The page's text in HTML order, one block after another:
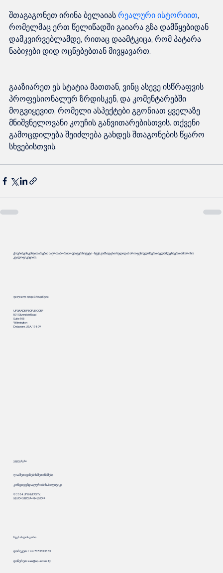
შთაგაგონეთ ირინა ბელაიას რეალური ისტორიით,
რომელმაც ერთ წელიწადში გაიარა გზა დამწყებიდან
დამკვირვებლამდე, რითაც დაამტკიცა, რომ პატარა
გააზიარეთ ეს სტატია მათთან, ვინც ასევე ისწრაფვის
პროფესიონალურ ზრდისკენ, და კომენტარებში
მოგვიყევით, რომელი ასპექტები გგონიათ ყველაზე
მნიშვნელოვანი კოუჩის განვითარებისთვის. თქვენი
გამოცდილება შეიძლება გახდეს შთაგონების წყარო
ქოუჩინგის განვითარების საერთაშორისო უნივერსიტეტი - ჩვენ ვამზადებთ ნულიდან პროფესიულ მწვრთნელამდე საერთაშორისო
კვალიფიკაციით.
ფილიალი დიდი ბრიტანეთი
UPGRADE PEOPLE CORP
501 Silverside Road
Suite 105
Wilmington
Delaware, USA, 19809
უფლებები
ღია შეთავაზების შეთანხმება
კონფიდენციალურობის პოლიტიკა
© 2024. UP.UNIVERSITY.
ყველა უფლება დაცულია
ჩვენ ახლოს ვართ
დაწერეთ:sale@up.university
დარეკეთ: +44 767 333 33 33